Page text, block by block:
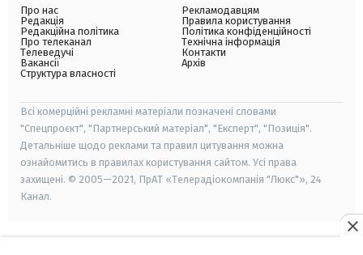
Про нас
Редакція
Редакційна політика
Про телеканал
Телеведучі
Вакансії
Структура власності
Рекламодавцям
Правила користування
Політика конфіденційності
Технічна інформація
Контакти
Архів
Всі комерційні рекламні матеріали позначені словами
"Спецпроєкт", "Партнерський матеріал", "Експерт", "Позиція".
Детальніше щодо реклами та правил цитування можна
ознайомитись в правилах користування сайтом. Усі права
захищені. © 2005—2021, ПрАТ «Телерадіокомпанія "Люкс"», 24
Канал.